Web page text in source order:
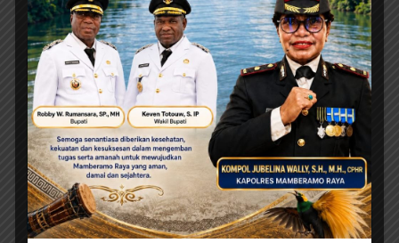
Keracunan MBG
Agustus 8, 2026
Tonny Tesar Turun ke Lapas Doyo
Baru, Kebutuhan Alkes dan
Keamanan Jadi Sorotan
Agustus 7, 2026
Orang Tua Kecewa, Korban MBG
Depapre Dipulangkan Saat Masih
Muntah dan Diare
Selengkapnya